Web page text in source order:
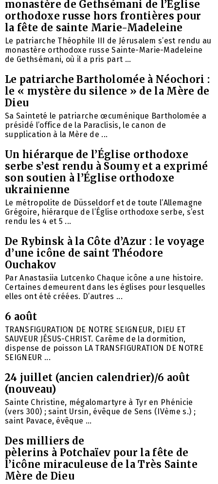
monastère de Gethsémani de l’Église
orthodoxe russe hors frontières pour
la fête de sainte Marie-Madeleine
Le patriarche Théophile III de Jérusalem s’est rendu au
monastère orthodoxe russe Sainte-Marie-Madeleine
de Gethsémani, où il a pris part ...
Le patriarche Bartholomée à Néochori :
le « mystère du silence » de la Mère de
Dieu
Sa Sainteté le patriarche œcuménique Bartholomée a
présidé l’office de la Paraclisis, le canon de
supplication à la Mère de ...
Un hiérarque de l’Église orthodoxe
serbe s’est rendu à Soumy et a exprimé
son soutien à l’Église orthodoxe
ukrainienne
Le métropolite de Düsseldorf et de toute l’Allemagne
Grégoire, hiérarque de l’Église orthodoxe serbe, s’est
rendu les 4 et 5 ...
De Rybinsk à la Côte d’Azur : le voyage
d’une icône de saint Théodore
Ouchakov
Par Anastasiia Lutcenko Chaque icône a une histoire.
Certaines demeurent dans les églises pour lesquelles
elles ont été créées. D’autres ...
6 août
TRANSFIGURATION DE NOTRE SEIGNEUR, DIEU ET
SAUVEUR JÉSUS-CHRIST. Carême de la dormition,
dispense de poisson LA TRANSFIGURATION DE NOTRE
SEIGNEUR ...
24 juillet (ancien calendrier)/6 août
(nouveau)
Sainte Christine, mégalomartyre à Tyr en Phénicie
(vers 300) ; saint Ursin, évêque de Sens (IVème s.) ;
saint Pavace, évêque ...
Des milliers de
pèlerins à Potchaïev pour la fête de
l’icône miraculeuse de la Très Sainte
Mère de Dieu